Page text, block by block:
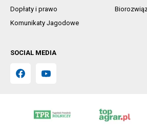
Dopłaty i prawo
Komunikaty Jagodowe
SOCIAL MEDIA